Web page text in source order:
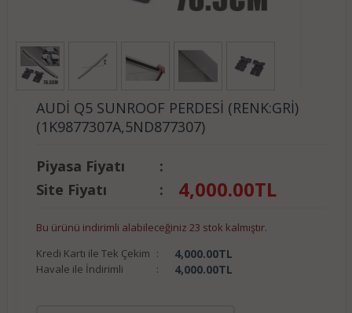
AUDİ Q5 SUNROOF PERDESİ (RENK:GRİ)
(1K9877307A,5ND877307)
Piyasa Fiyatı
:
Site Fiyatı
: 4,000.00TL
Bu ürünü indirimli alabileceğiniz 23 stok kalmıştır.
Kredi Kartı ile Tek Çekim : 4,000.00TL
Havale ile İndirimli : 4,000.00TL